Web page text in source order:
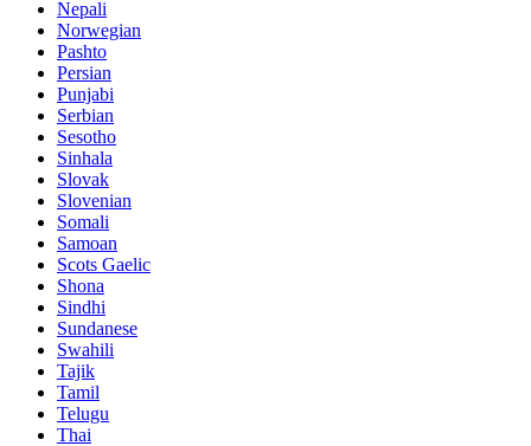
Nepali
Norwegian
Pashto
Persian
Punjabi
Serbian
Sesotho
Sinhala
Slovak
Slovenian
Somali
Samoan
Scots Gaelic
Shona
Sindhi
Sundanese
Swahili
Tajik
Tamil
Telugu
Thai